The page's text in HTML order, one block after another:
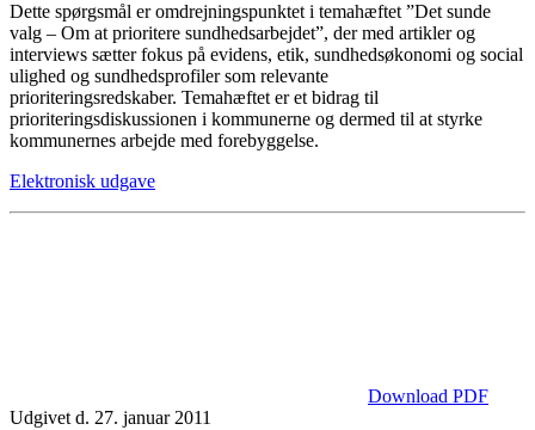
Dette spørgsmål er omdrejningspunktet i temahæftet ”Det sunde
valg – Om at prioritere sundhedsarbejdet”, der med artikler og
interviews sætter fokus på evidens, etik, sundhedsøkonomi og social
ulighed og sundhedsprofiler som relevante
prioriteringsredskaber. Temahæftet er et bidrag til
prioriteringsdiskussionen i kommunerne og dermed til at styrke
kommunernes arbejde med forebyggelse.
Elektronisk udgave
Download PDF
Udgivet d. 27. januar 2011